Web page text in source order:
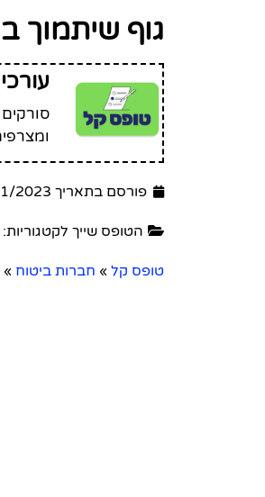
גוף שיתמוך
פורסם בתאריך 20/11/2023
הטופס שייך לקטגוריות:
טופס קל » חברות ביטוח »